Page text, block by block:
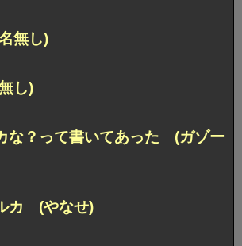
無し)
し)
な？って書いてあった (ガゾー
カ (やなせ)